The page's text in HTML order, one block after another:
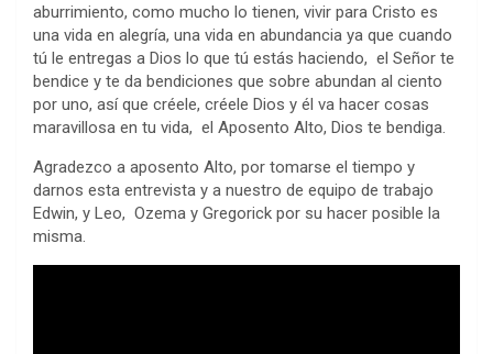
aburrimiento, como mucho lo tienen, vivir para Cristo es
una vida en alegría, una vida en abundancia ya que cuando
tú le entregas a Dios lo que tú estás haciendo, el Señor te
bendice y te da bendiciones que sobre abundan al ciento
por uno, así que créele, créele Dios y él va hacer cosas
maravillosa en tu vida, el Aposento Alto, Dios te bendiga.
Agradezco a aposento Alto, por tomarse el tiempo y
darnos esta entrevista y a nuestro de equipo de trabajo
Edwin, y Leo, Ozema y Gregorick por su hacer posible la
misma.